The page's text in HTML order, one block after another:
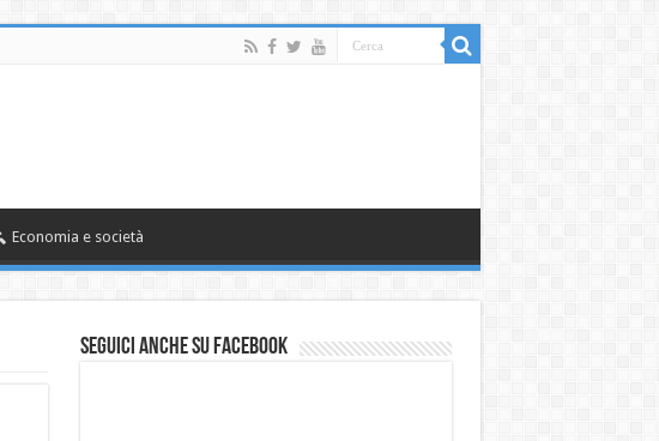
Economia e società
Seguici anche su Facebook